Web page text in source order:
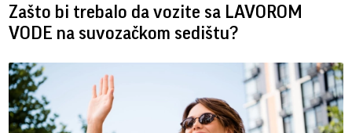
Zašto bi trebalo da vozite sa LAVOROM
VODE na suvozačkom sedištu?